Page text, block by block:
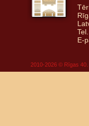
E-
2010-2026 © Rīgas